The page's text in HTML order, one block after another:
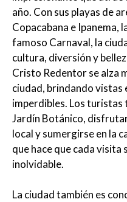
año. Con sus playas de
Copacabana e Ipanema,
famoso Carnaval, la
cultura, diversión y
Cristo Redentor se alza
ciudad, brindando vistas
imperdibles. Los turistas
Jardín Botánico,
local y sumergirse en la
que hace que cada visita
inolvidable.
La ciudad también es